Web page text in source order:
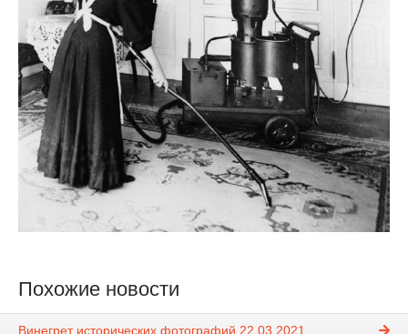
Похожие новости
Винегрет исторических фотографий 22.03.2021